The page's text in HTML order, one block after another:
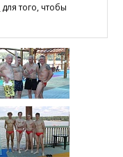
для того, чтобы